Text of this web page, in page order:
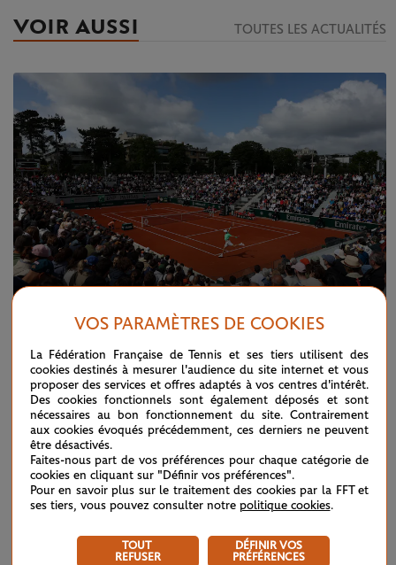
VOIR AUSSI TOUTES LES ACTUALITÉS
QUALIFICATIONS 2026 JEUDI 21 MAI 2026
Qualifications 2026 : revivez le jeudi 21 mai
VOS PARAMÈTRES DE COOKIES
La Fédération Française de Tennis et ses tiers utilisent des
cookies destinés à mesurer l'audience du site internet et vous
proposer des services et offres adaptés à vos centres d'intérêt.
Des cookies fonctionnels sont également déposés et sont
nécessaires au bon fonctionnement du site. Contrairement
aux cookies évoqués précédemment, ces derniers ne peuvent
être désactivés.
Faites-nous part de vos préférences pour chaque catégorie de
cookies en cliquant sur "Définir vos préférences".
Pour en savoir plus sur le traitement des cookies par la FFT et
ses tiers, vous pouvez consulter notre politique cookies.
TOUT
REFUSER
DÉFINIR VOS
PRÉFÉRENCES